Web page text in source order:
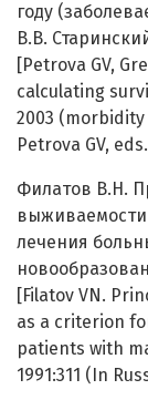
году
В.В.
[Petrova GV,
calculating
2003 (morbidity
Petrova GV,
Филатов В.Н.
лечения
[Filatov VN.
as a criterion
patients with
1991:311 (In